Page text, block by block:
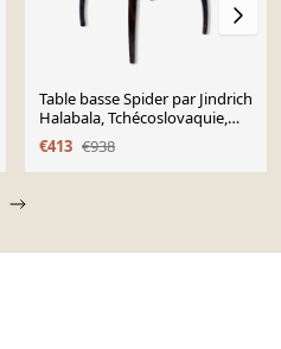
Table basse Spider par Jindrich
Halabala, Tchécoslovaquie,
1930
€413 €938